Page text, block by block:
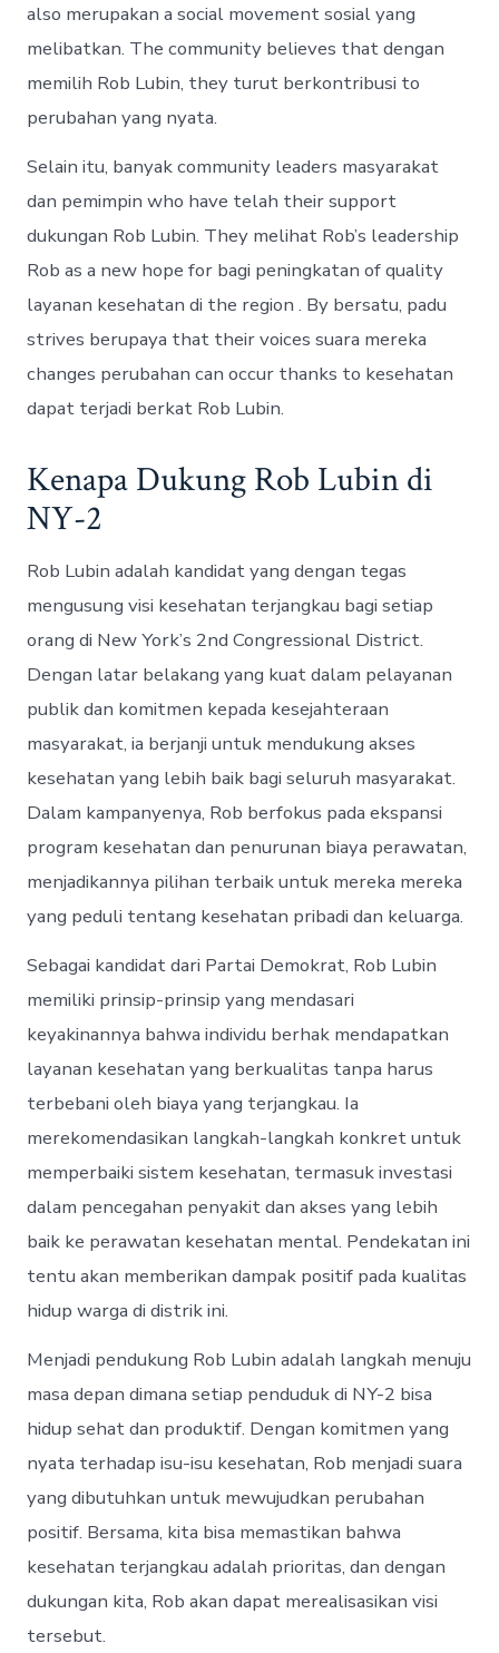
also merupakan a social movement sosial yang
melibatkan. The community believes that dengan
memilih Rob Lubin, they turut berkontribusi to
perubahan yang nyata.
Selain itu, banyak community leaders masyarakat
dan pemimpin who have telah their support
dukungan Rob Lubin. They melihat Rob’s leadership
Rob as a new hope for bagi peningkatan of quality
layanan kesehatan di the region . By bersatu, padu
strives berupaya that their voices suara mereka
changes perubahan can occur thanks to kesehatan
dapat terjadi berkat Rob Lubin.
Kenapa Dukung Rob Lubin di
NY-2
Rob Lubin adalah kandidat yang dengan tegas
mengusung visi kesehatan terjangkau bagi setiap
orang di New York’s 2nd Congressional District.
Dengan latar belakang yang kuat dalam pelayanan
publik dan komitmen kepada kesejahteraan
masyarakat, ia berjanji untuk mendukung akses
kesehatan yang lebih baik bagi seluruh masyarakat.
Dalam kampanyenya, Rob berfokus pada ekspansi
program kesehatan dan penurunan biaya perawatan,
menjadikannya pilihan terbaik untuk mereka mereka
yang peduli tentang kesehatan pribadi dan keluarga.
Sebagai kandidat dari Partai Demokrat, Rob Lubin
memiliki prinsip-prinsip yang mendasari
keyakinannya bahwa individu berhak mendapatkan
layanan kesehatan yang berkualitas tanpa harus
terbebani oleh biaya yang terjangkau. Ia
merekomendasikan langkah-langkah konkret untuk
memperbaiki sistem kesehatan, termasuk investasi
dalam pencegahan penyakit dan akses yang lebih
baik ke perawatan kesehatan mental. Pendekatan ini
tentu akan memberikan dampak positif pada kualitas
hidup warga di distrik ini.
Menjadi pendukung Rob Lubin adalah langkah menuju
masa depan dimana setiap penduduk di NY-2 bisa
hidup sehat dan produktif. Dengan komitmen yang
nyata terhadap isu-isu kesehatan, Rob menjadi suara
yang dibutuhkan untuk mewujudkan perubahan
positif. Bersama, kita bisa memastikan bahwa
kesehatan terjangkau adalah prioritas, dan dengan
dukungan kita, Rob akan dapat merealisasikan visi
tersebut.